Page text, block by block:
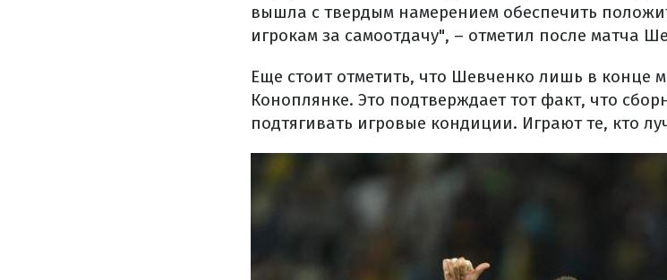
вышла с твердым намерением обеспечить
игрокам за самоотдачу", – отметил после матча
Еще стоит отметить, что Шевченко лишь в конце
Коноплянке. Это подтверждает тот факт, что
подтягивать игровые кондиции. Играют те, кто